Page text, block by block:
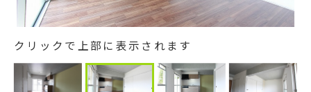
クリックで上部に表示されます